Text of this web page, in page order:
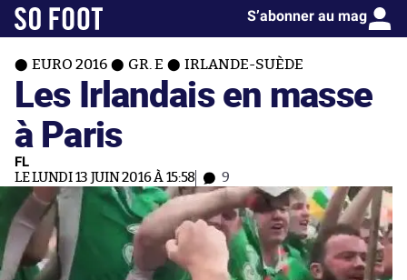
S’abonner au mag
EURO 2016 GR. E IRLANDE-SUÈDE
Les Irlandais en masse
à Paris
FL
LE LUNDI 13 JUIN 2016 À 15:58 9